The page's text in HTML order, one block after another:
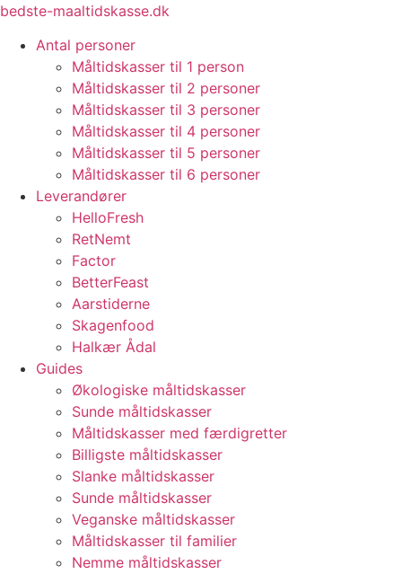
Videre
indhold
bedste-maaltidskasse.dk
Antal personer
Måltidskasser til 1 person
Måltidskasser til 2 personer
Måltidskasser til 3 personer
Måltidskasser til 4 personer
Måltidskasser til 5 personer
Måltidskasser til 6 personer
Leverandører
HelloFresh
RetNemt
Factor
BetterFeast
Aarstiderne
Skagenfood
Halkær Ådal
Guides
Økologiske måltidskasser
Sunde måltidskasser
Måltidskasser med færdigretter
Billigste måltidskasser
Slanke måltidskasser
Sunde måltidskasser
Veganske måltidskasser
Måltidskasser til familier
Nemme måltidskasser